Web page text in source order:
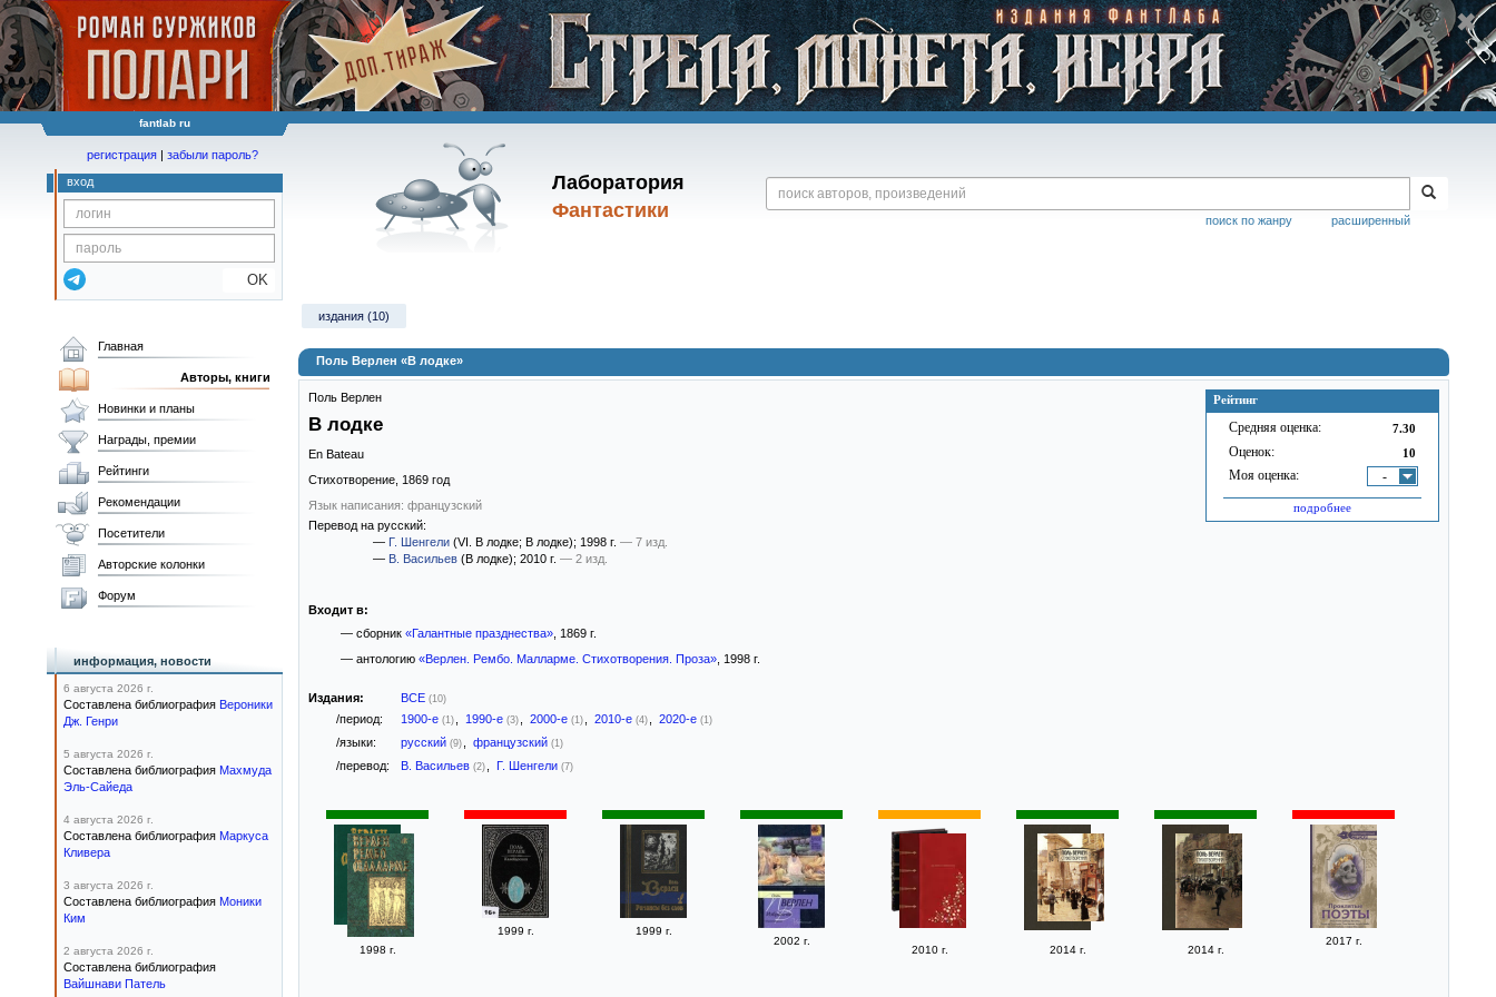
fantlab ru
Лаборатория
Фантастики
расширенный
поиск по жанру
регистрация | забыли пароль?
вход
OK
издания (10)
Поль Верлен «В лодке»
Рейтинг
Средняя оценка: 7.30
Оценок: 10
Моя оценка: -
подробнее
Поль Верлен
В лодке
En Bateau
Стихотворение, 1869 год
Язык написания: французский
Перевод на русский:
— Г. Шенгели (VI. В лодке; В лодке); 1998 г. — 7 изд.
— В. Васильев (В лодке); 2010 г. — 2 изд.
Входит в:
— сборник «Галантные празднества», 1869 г.
— антологию «Верлен. Рембо. Малларме. Стихотворения. Проза», 1998 г.
Издания: ВСЕ (10)
/период: 1900-е (1) 1990-е (3) 2000-е (1) 2010-е (4) 2020-е (1)
/языки: русский (9) французский (1)
/перевод: В. Васильев (2) Г. Шенгели (7)
1998 г.
1999 г.
1999 г.
2002 г.
2010 г. 2014 г. 2014 г.
2017 г.
Главная
Авторы, книги
Новинки и планы
Награды, премии
Рейтинги
Рекомендации
Посетители
Авторские колонки
Форум
информация, новости
6 августа 2026 г.
Составлена библиография Вероники
Дж. Генри
5 августа 2026 г.
Составлена библиография Махмуда
Эль-Сайеда
4 августа 2026 г.
Составлена библиография Маркуса
Кливера
3 августа 2026 г.
Составлена библиография Моники
Ким
2 августа 2026 г.
Составлена библиография
Вайшнави Патель